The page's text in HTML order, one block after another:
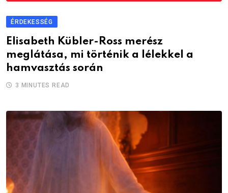
ÉRDEKESSÉG
Elisabeth Kübler-Ross merész
meglátása, mi történik a lélekkel a
hamvasztás során
3 MINUTES READ